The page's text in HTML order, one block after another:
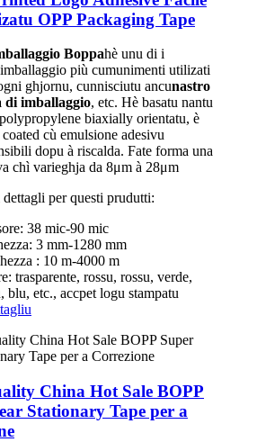
OPP Packaging Tape
Boppahè unu di i
più cumunimenti utilizati
ghjornu, cunnisciutu ancunastro
di imballaggio, etc. Hè basatu nantu
biaxially orientatu, è
cù emulsione adesivu
dopu à riscalda. Fate forma una
chì varieghja da 8μm à 28μm
per questi prudutti:
38 mic-90 mic
3 mm-1280 mm
: 10 m-4000 m
trasparente, rossu, rossu, verde,
blu, etc., accpet logu stampatu
China Hot Sale BOPP
Stationary Tape per a